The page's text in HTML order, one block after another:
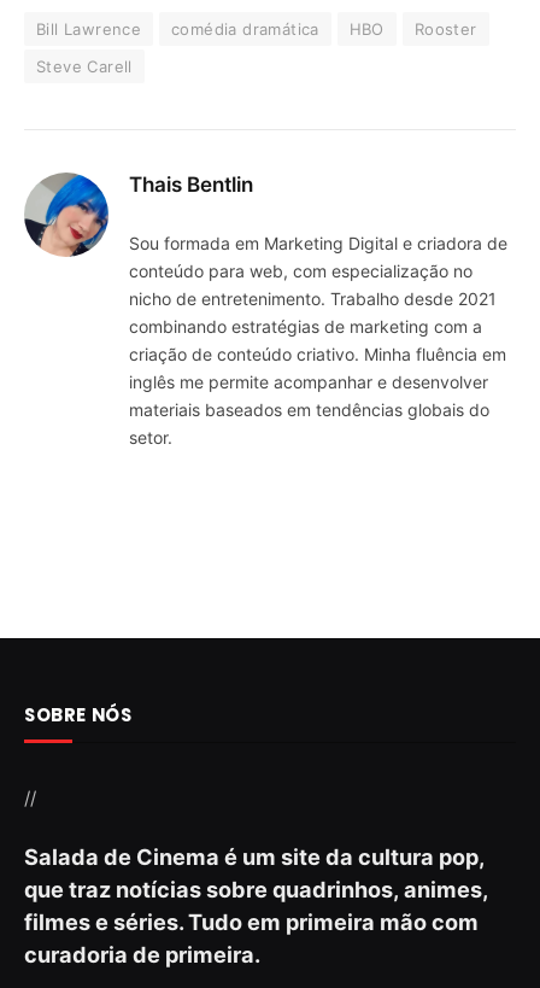
Bill Lawrence comédia dramática HBO
Rooster
Steve Carell
Thais Bentlin
Sou formada em Marketing Digital e criadora de
conteúdo para web, com especialização no
nicho de entretenimento. Trabalho desde 2021
combinando estratégias de marketing com a
criação de conteúdo criativo. Minha fluência em
inglês me permite acompanhar e desenvolver
materiais baseados em tendências globais do
setor.
SOBRE NÓS
//
Salada de Cinema é um site da cultura pop,
que traz notícias sobre quadrinhos, animes,
filmes e séries. Tudo em primeira mão com
curadoria de primeira.